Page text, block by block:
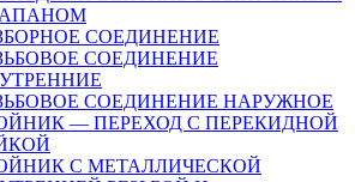
СОЕДИНЕНИЕ
СОЕДИНЕНИЕ
СОЕДИНЕНИЕ НАРУЖНОЕ
— ПЕРЕХОД С ПЕРЕКИДНОЙ
С МЕТАЛЛИЧЕСКОЙ